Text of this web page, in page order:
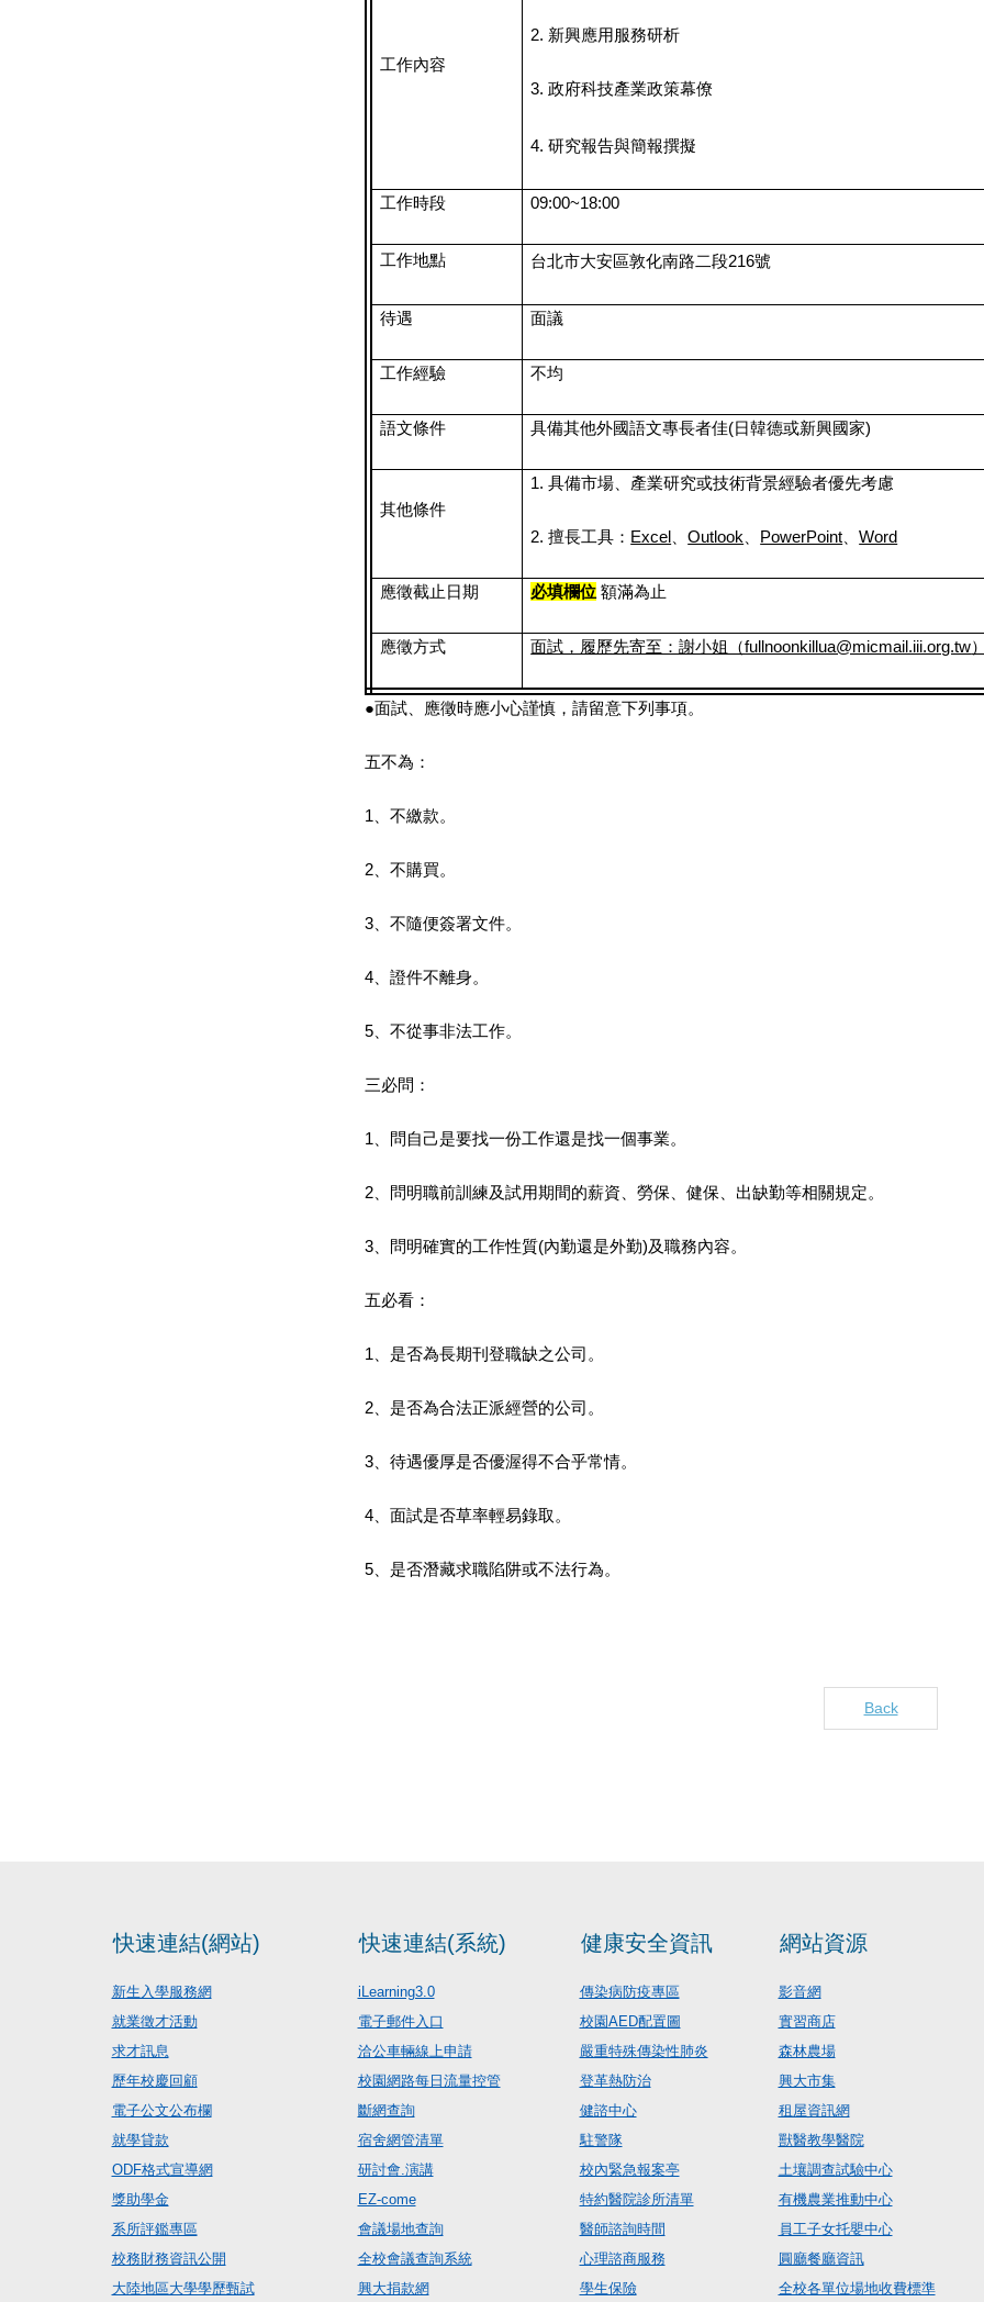
工作內容
2. 新興應用服務研析
3. 政府科技產業政策幕僚
4. 研究報告與簡報撰擬
工作時段 09:00~18:00
工作地點 台北市大安區敦化南路二段216號
待遇 面議
工作經驗 不均
語文條件 具備其他外國語文專長者佳(日韓德或新興國家)
其他條件
1. 具備市場、產業研究或技術背景經驗者優先考慮
2. 擅長工具： Excel 、Outlook PowerPoint 、Word
應徵截止日期 必填欄位 額滿為止
應徵方式 面試，履歷先寄至：謝小姐（fullnoonkillua@micmail.iii.org.tw
●面試、應徵時應小心謹慎，請留意下列事項。
五不為：
1、不繳款。
2、不購買。
3、不隨便簽署文件。
4、證件不離身。
5、不從事非法工作。
三必問：
1、問自己是要找一份工作還是找一個事業。
2、問明職前訓練及試用期間的薪資、勞保、健保、出缺勤等相關規定。
3、問明確實的工作性質(內勤還是外勤)及職務內容。
五必看：
1、是否為長期刊登職缺之公司。
2、是否為合法正派經營的公司。
3、待遇優厚是否優渥得不合乎常情。
4、面試是否草率輕易錄取。
5、是否潛藏求職陷阱或不法行為。
Back
快速連結(網站)
新生入學服務網
就業徵才活動
求才訊息
歷年校慶回顧
電子公文公布欄
就學貸款
ODF格式宣導網
獎助學金
系所評鑑專區
校務財務資訊公開
大陸地區大學學歷甄試
快速連結(系統)
iLearning3.0
電子郵件入口
洽公車輛線上申請
校園網路每日流量控管
斷網查詢
宿舍網管清單
研討會.演講
EZ-come
會議場地查詢
全校會議查詢系統
興大捐款網
健康安全資訊
傳染病防疫專區
校園AED配置圖
嚴重特殊傳染性肺炎
登革熱防治
健諮中心
駐警隊
校內緊急報案亭
特約醫院診所清單
醫師諮詢時間
心理諮商服務
學生保險
網站資源
影音網
實習商店
森林農場
興大市集
租屋資訊網
獸醫教學醫院
土壤調查試驗中心
有機農業推動中心
員工子女托嬰中心
圓廳餐廳資訊
全校各單位場地收費標準